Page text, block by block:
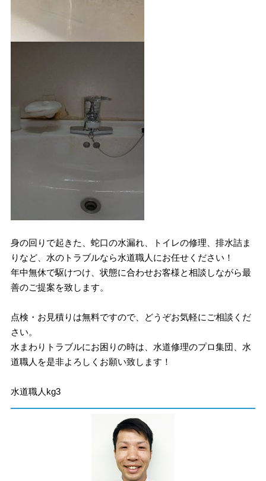
身の回りで起きた、蛇口の水漏れ、トイレの修理、排水詰ま
りなど、水のトラブルなら水道職人にお任せください！
年中無休で駆けつけ、状態に合わせお客様と相談しながら最
善のご提案を致します。
点検・お見積りは無料ですので、どうぞお気軽にご相談くだ
さい。
水まわりトラブルにお困りの時は、水道修理のプロ集団、水
道職人を是非よろしくお願い致します！
水道職人kg3